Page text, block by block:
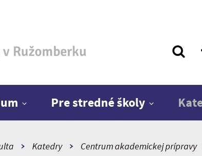
Ružomberku
Pre stredné školy
Katedry Centrum akademickej prípravy